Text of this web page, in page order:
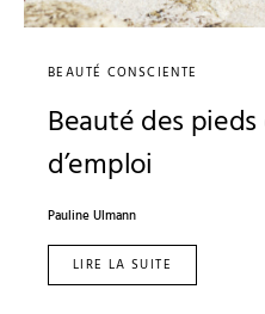
BEAUTÉ CONSCIENTE
Beauté des
d’emploi
Pauline Ulmann
LIRE LA SUITE